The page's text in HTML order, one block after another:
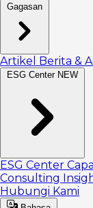
Gagasan
Artikel Berita &
ESG Center NEW
ESG Center
Consulting
Hubungi Kami